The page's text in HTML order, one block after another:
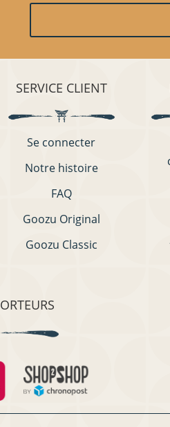
SERVICE CLIENT
Se connecter
Notre histoire
FAQ
Goozu Original
Goozu Classic